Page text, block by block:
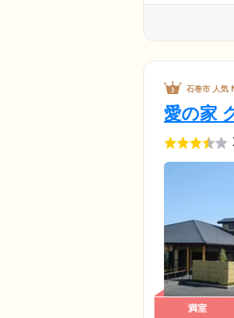
石巻市 人気
愛の家
満室